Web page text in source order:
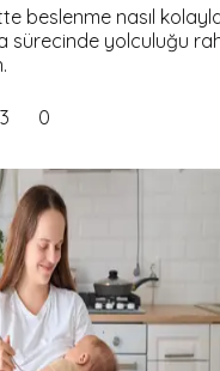
beslenme nasıl
sürecinde yolculuğu
3 0